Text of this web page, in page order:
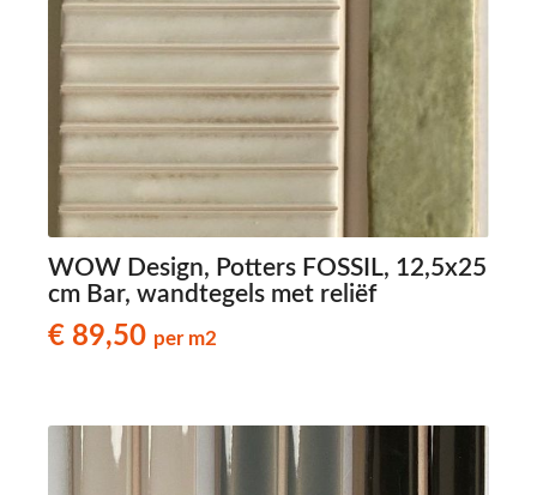
WOW Design, Potters FOSSIL, 12,5x25
cm Bar, wandtegels met reliëf
€ 89,50 per m2